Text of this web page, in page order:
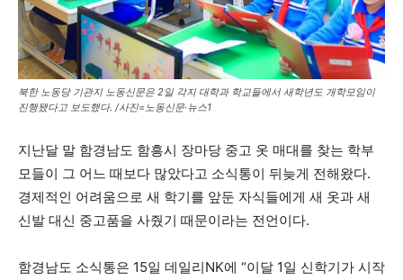
북한 노동당 기관지 노동신문은 2일 각지 대학과 학교들에서 새학년도 개학모임이
진행됐다고 보도했다. /사진=노동신문·뉴스1
지난달 말 함경남도 함흥시 장마당 중고 옷 매대를 찾는 학부
모들이 그 어느 때보다 많았다고 소식통이 뒤늦게 전해왔다.
경제적인 어려움으로 새 학기를 앞둔 자식들에게 새 옷과 새
신발 대신 중고품을 사줬기 때문이라는 전언이다.
함경남도 소식통은 15일 데일리NK에 “이달 1일 신학기가 시작